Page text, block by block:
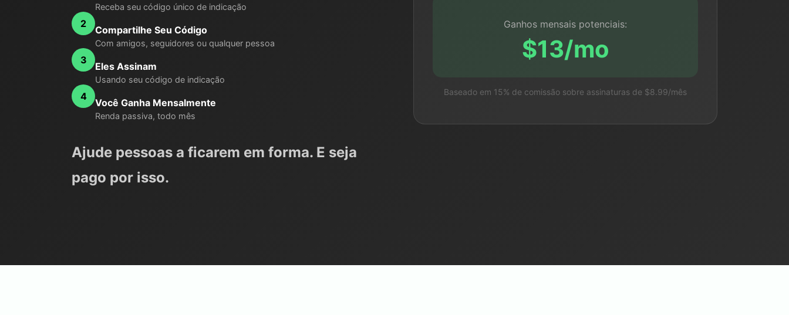
Receba seu código único de indicação
2
Compartilhe Seu Código
Com amigos, seguidores ou qualquer pessoa
3
Eles Assinam
Usando seu código de indicação
4
Você Ganha Mensalmente
Renda passiva, todo mês
Ajude pessoas a ficarem em forma. E seja
pago por isso.
Ganhos mensais potenciais:
$13/mo
Baseado em 15% de comissão sobre assinaturas de $8.99/mês